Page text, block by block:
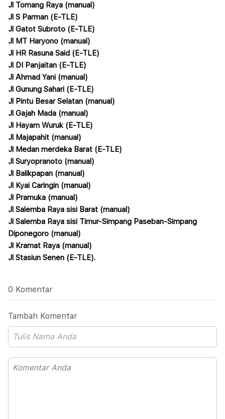
Jl Tomang Raya (manual)
Jl S Parman (E-TLE)
Jl Gatot Subroto (E-TLE)
Jl MT Haryono (manual)
Jl HR Rasuna Said (E-TLE)
Jl DI Panjaitan (E-TLE)
Jl Ahmad Yani (manual)
Jl Gunung Sahari (E-TLE)
Jl Pintu Besar Selatan (manual)
Jl Gajah Mada (manual)
Jl Hayam Wuruk (E-TLE)
Jl Majapahit (manual)
Jl Medan merdeka Barat (E-TLE)
Jl Suryopranoto (manual)
Jl Balikpapan (manual)
Jl Kyai Caringin (manual)
Jl Pramuka (manual)
Jl Salemba Raya sisi Barat (manual)
Jl Salemba Raya sisi Timur-Simpang Paseban-Simpang
Diponegoro (manual)
Jl Kramat Raya (manual)
Jl Stasiun Senen (E-TLE).
0 Komentar
Tambah Komentar